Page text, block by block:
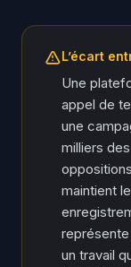
L’écart
Une
appel de
une
milliers
maintient
un travail